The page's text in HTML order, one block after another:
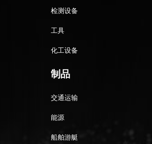
检测设备
工具
化工设备
制品
交通运输
能源
船舶游艇